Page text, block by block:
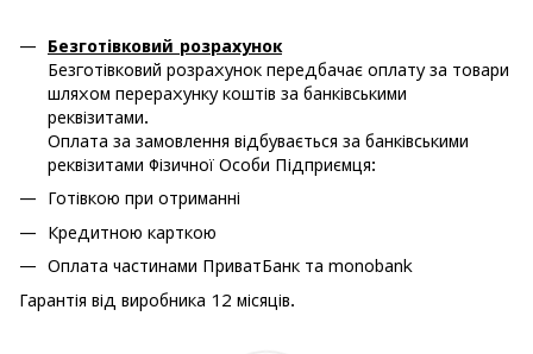
Безготівковий розрахунок
Безготівковий розрахунок передбачає оплату за товари
шляхом перерахунку коштів за банківськими
реквізитами.
Оплата за замовлення відбувається за банківськими
реквізитами Фізичної Особи Підприємця:
Готівкою при отриманні
Кредитною карткою
Оплата частинами ПриватБанк та monobank
Гарантія від виробника 12 місяців.